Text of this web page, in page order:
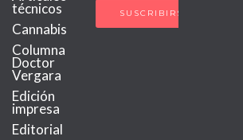
técnicos
Cannabis
Columna
Doctor
Vergara
Edición
impresa
Editorial